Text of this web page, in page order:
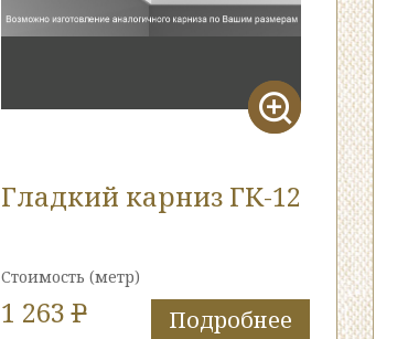
Гладкий карниз ГК-12
Стоимость (метр)
1 263P Подробнее